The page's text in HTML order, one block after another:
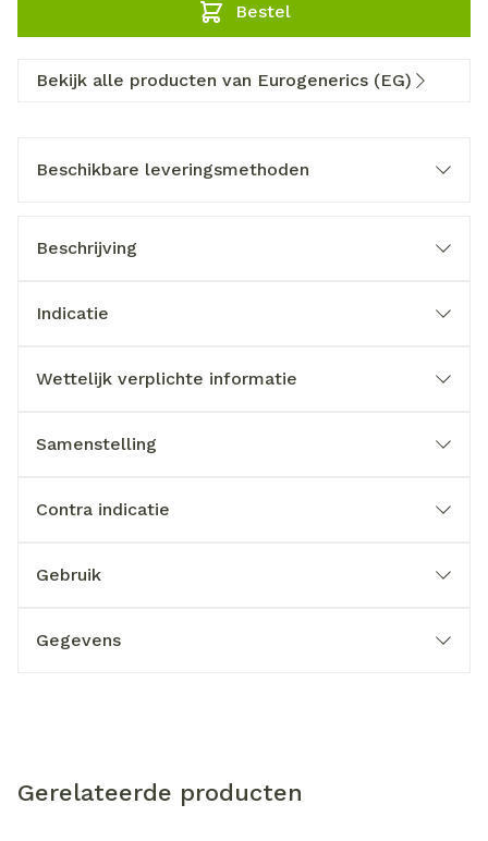
Bestel
Bekijk alle producten van Eurogenerics (EG)
Beschikbare leveringsmethoden
Beschrijving
Indicatie
Wettelijk verplichte informatie
Samenstelling
Contra indicatie
Gebruik
Gegevens
Gerelateerde producten